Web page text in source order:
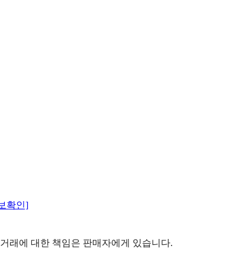
확인]
래에 대한 책임은 판매자에게 있습니다.